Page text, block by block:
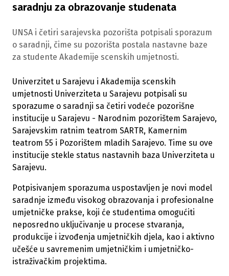
saradnju za obrazovanje studenata
UNSA i četiri sarajevska pozorišta potpisali sporazum
o saradnji, čime su pozorišta postala nastavne baze
za studente Akademije scenskih umjetnosti.
Univerzitet u Sarajevu i Akademija scenskih
umjetnosti Univerziteta u Sarajevu potpisali su
sporazume o saradnji sa četiri vodeće pozorišne
institucije u Sarajevu - Narodnim pozorištem Sarajevo,
Sarajevskim ratnim teatrom SARTR, Kamernim
teatrom 55 i Pozorištem mladih Sarajevo. Time su ove
institucije stekle status nastavnih baza Univerziteta u
Sarajevu.
Potpisivanjem sporazuma uspostavljen je novi model
saradnje između visokog obrazovanja i profesionalne
umjetničke prakse, koji će studentima omogućiti
neposredno uključivanje u procese stvaranja,
produkcije i izvođenja umjetničkih djela, kao i aktivno
učešće u savremenim umjetničkim i umjetničko-
istraživačkim projektima.